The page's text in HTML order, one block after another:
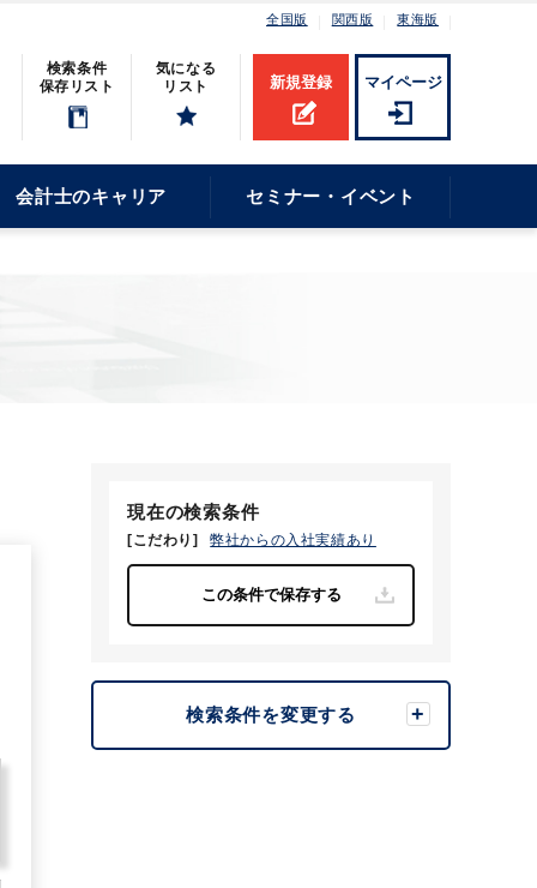
全国版 関西版 東海版
検索条件
保存リスト
気になる
リスト
新規登録 マイページ
会計士のキャリア セミナー・イベント
現在の検索条件
[こだわり] 弊社からの入社実績あり
検索条件を変更する